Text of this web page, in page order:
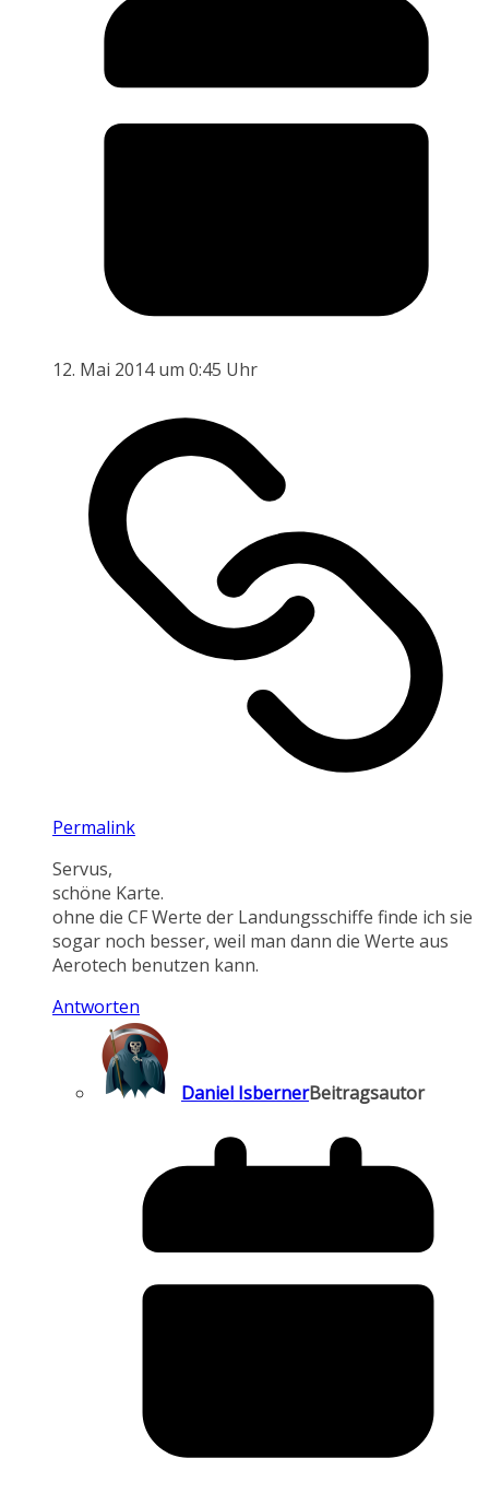
12. Mai 2014 um 0:45 Uhr
Permalink
Servus,
schöne Karte.
ohne die CF Werte der Landungsschiffe finde ich sie
sogar noch besser, weil man dann die Werte aus
Aerotech benutzen kann.
Antworten
Daniel IsbernerBeitragsautor